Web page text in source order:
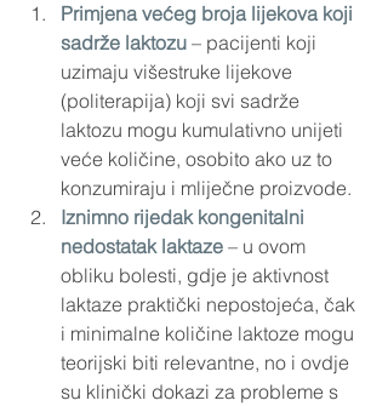
Primjena većeg broja lijekova koji
sadrže laktozu – pacijenti koji
uzimaju višestruke lijekove
(politerapija) koji svi sadrže
laktozu mogu kumulativno unijeti
veće količine, osobito ako uz to
konzumiraju i mliječne proizvode.
Iznimno rijedak kongenitalni
nedostatak laktaze – u ovom
obliku bolesti, gdje je aktivnost
laktaze praktički nepostojeća, čak
i minimalne količine laktoze mogu
teorijski biti relevantne, no i ovdje
su klinički dokazi za probleme s